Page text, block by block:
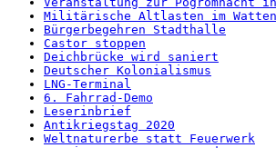
Militärische Altlasten im
Bürgerbegehren Stadthalle
Castor stoppen
Deichbrücke wird saniert
Deutscher Kolonialismus
LNG-Terminal
6. Fahrrad-Demo
Leserinbrief
Antikriegstag 2020
Weltnaturerbe statt Feuerwerk